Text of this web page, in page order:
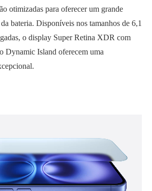
otimizadas para oferecer um grande
bateria. Disponíveis nos tamanhos de 6,1
o display Super Retina XDR com
Dynamic Island oferecem uma